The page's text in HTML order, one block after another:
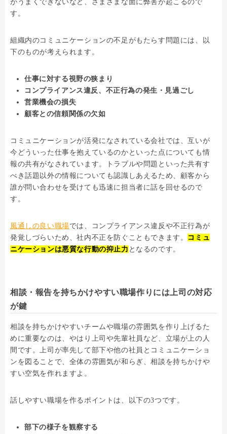
がうまくできないなど、さまざまな面に弊害が起こるので
す。
組織内のコミュニケーションの不足がもたらす問題には、以
下のものが考えられます。
仕事に対する視野の狭まり
コンプライアンス違反、不正行為の発生・見過ごし
営業機会の損失
顧客との信頼関係の欠如
コミュニケーションが活発になされている会社では、互いが
今どういった仕事を抱えているのかといった点についても情
報の共有がなされています。トラブルや問題といった共有す
べき話題以外の情報についても認識しあえるため、顧客から
誰が問い合わせを受けても迅速に担当者に話を回せるので
す。
風通しの良い職場では、コンプライアンス違反や不正行為が
発覚しづらいため、社内不正を防ぐこともできます。
コミュ
ニケーションは悪質な行動の抑止力 となるのです。
相談・報告を持ちかけやすい職場作りには上司の対応
が鍵
相談を持ちかけやすいチームや職場の雰囲気を作り上げるた
めに重要なのは、やはり上司や先輩社員など、立場が上の人
間です。上司が率先して部下や他の社員とコミュニケーショ
ンを図ることで、全体の雰囲気が和らぎ、相談を持ちかけや
すい空気を作れますよ。
話しやすい職場を作るポイントは、以下の3つです。
部下の様子を観察する